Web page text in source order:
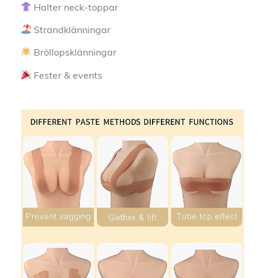
Halter neck-toppar
Strandklänningar
Bröllopsklänningar
Fester & events